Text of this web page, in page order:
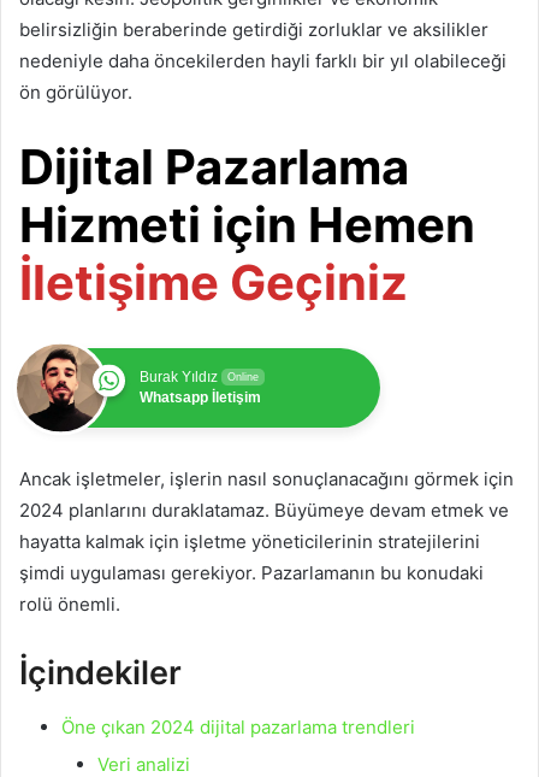
belirsizliğin beraberinde getirdiği zorluklar ve aksilikler
nedeniyle daha öncekilerden hayli farklı bir yıl olabileceği
ön görülüyor.
Dijital Pazarlama
Hizmeti için Hemen
İletişime Geçiniz
Burak Yıldız Online
Whatsapp İletişim
Ancak işletmeler, işlerin nasıl sonuçlanacağını görmek için
2024 planlarını duraklatamaz. Büyümeye devam etmek ve
hayatta kalmak için işletme yöneticilerinin stratejilerini
şimdi uygulaması gerekiyor. Pazarlamanın bu konudaki
rolü önemli.
İçindekiler
Öne çıkan 2024 dijital pazarlama trendleri
Veri analizi